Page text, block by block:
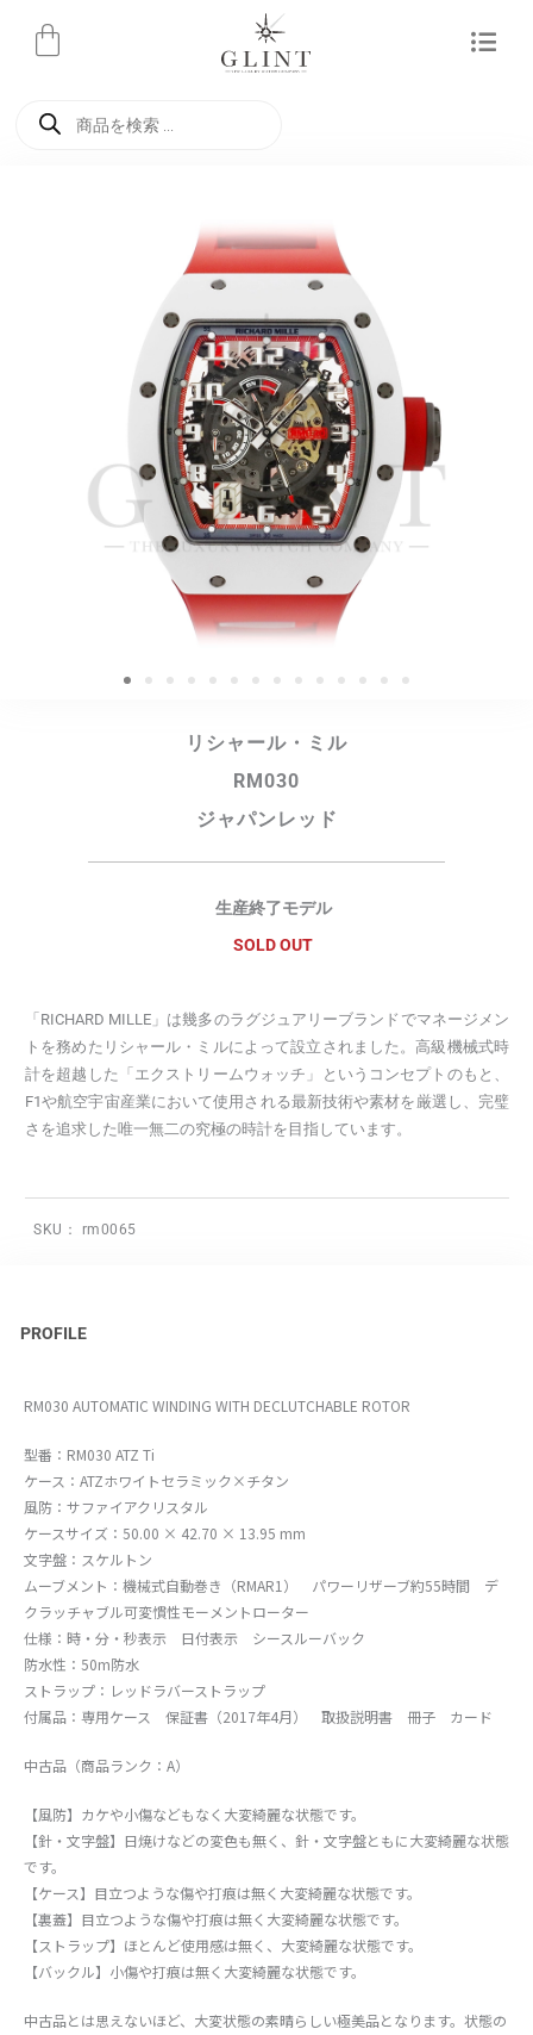
リシャール・ミル
RM030
ジャパンレッド
生産終了モデル
SOLD OUT
「RICHARD MILLE」は幾多のラグジュアリーブランドでマネージメン
トを務めたリシャール・ミルによって設立されました。高級機械式時
計を超越した「エクストリームウォッチ」というコンセプトのもと、
F1や航空宇宙産業において使用される最新技術や素材を厳選し、完璧
さを追求した唯一無二の究極の時計を目指しています。
SKU： rm0065
PROFILE
RM030 AUTOMATIC WINDING WITH DECLUTCHABLE ROTOR
型番：RM030 ATZ Ti
ケース：ATZホワイトセラミック×チタン
風防：サファイアクリスタル
ケースサイズ：50.00 × 42.70 × 13.95 mm
文字盤：スケルトン
ムーブメント：機械式自動巻き（RMAR1） パワーリザーブ約55時間 デ
クラッチャブル可変慣性モーメントローター
仕様：時・分・秒表示 日付表示 シースルーバック
防水性：50m防水
ストラップ：レッドラバーストラップ
付属品：専用ケース 保証書（2017年4月） 取扱説明書 冊子 カード
中古品（商品ランク：A）
【風防】カケや小傷などもなく大変綺麗な状態です。
【針・文字盤】日焼けなどの変色も無く、針・文字盤ともに大変綺麗な状態
です。
【ケース】目立つような傷や打痕は無く大変綺麗な状態です。
【裏蓋】目立つような傷や打痕は無く大変綺麗な状態です。
【ストラップ】ほとんど使用感は無く、大変綺麗な状態です。
【バックル】小傷や打痕は無く大変綺麗な状態です。
中古品とは思えないほど、大変状態の素晴らしい極美品となります。状態の